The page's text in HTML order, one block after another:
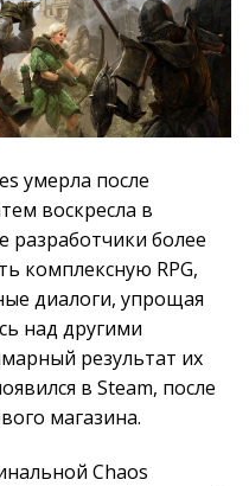
умерла после
воскресла в
разработчики более
комплексную RPG,
диалоги, упрощая
над другими
результат их
в Steam, после
магазина.
Chaos